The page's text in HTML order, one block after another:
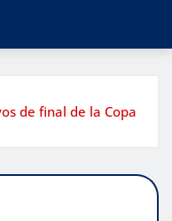
de final de la Copa